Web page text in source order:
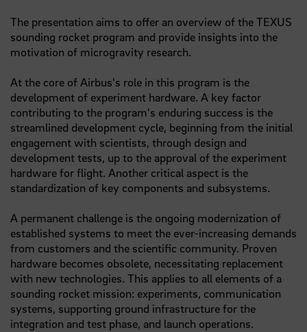
The presentation aims to offer an overview of the TEXUS
sounding rocket program and provide insights into the
motivation of microgravity research.
At the core of Airbus's role in this program is the
development of experiment hardware. A key factor
contributing to the program's enduring success is the
streamlined development cycle, beginning from the initial
engagement with scientists, through design and
development tests, up to the approval of the experiment
hardware for flight. Another critical aspect is the
standardization of key components and subsystems.
A permanent challenge is the ongoing modernization of
established systems to meet the ever-increasing demands
from customers and the scientific community. Proven
hardware becomes obsolete, necessitating replacement
with new technologies. This applies to all elements of a
sounding rocket mission: experiments, communication
systems, supporting ground infrastructure for the
integration and test phase, and launch operations.